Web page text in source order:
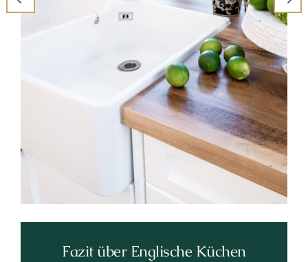
Fazit über Englische Küchen